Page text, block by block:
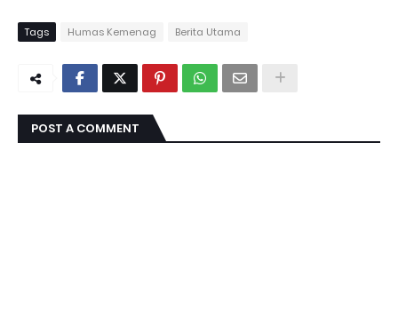
Tags Humas Kemenag Berita Utama
POST A COMMENT